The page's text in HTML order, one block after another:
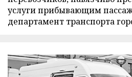
услуги прибывающим
департамент транспорта